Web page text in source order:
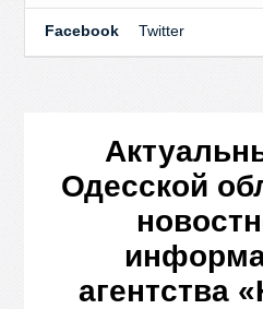
Facebook Twitter
Одесской
агентства